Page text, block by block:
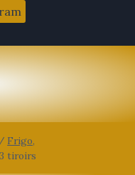
/ Frigo,
tiroirs